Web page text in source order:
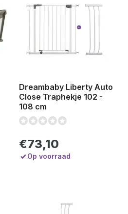
Dreambaby Liberty Auto
Close Traphekje 102 -
108 cm
€73,10
Op voorraad